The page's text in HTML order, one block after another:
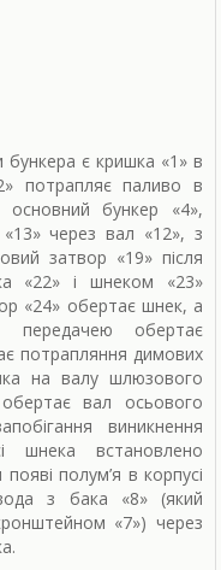
є кришка «1» в
потрапляє паливо в
основний бункер «4»,
через вал «12», з
затвор «19» після
«22» і шнеком «23»
«24» обертає шнек, а
передачею обертає
потрапляння димових
на валу шлюзового
вал осьового
виникнення
шнека встановлено
полум’я в корпусі
з бака «8» (який
«7») через